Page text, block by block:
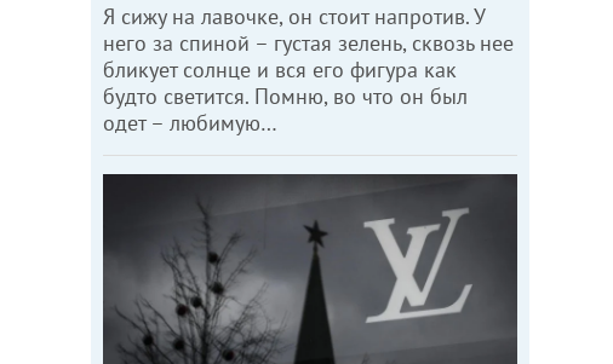
Я сижу на лавочке, он стоит напротив. У
него за спиной – густая зелень, сквозь нее
бликует солнце и вся его фигура как
будто светится. Помню, во что он был
одет – любимую…